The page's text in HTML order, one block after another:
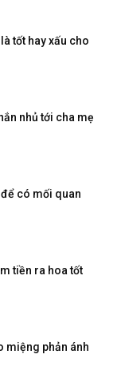
tốt hay xấu cho
nhủ tới cha mẹ
có mối quan
tiền ra hoa tốt
miệng phản ánh